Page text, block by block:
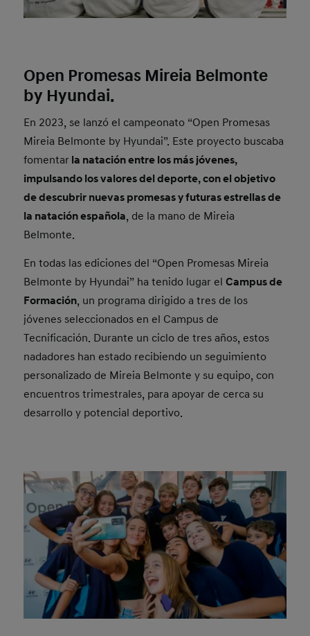
Open Promesas Mireia Belmonte
by Hyundai.
En 2023, se lanzó el campeonato “Open Promesas
Mireia Belmonte by Hyundai”. Este proyecto buscaba
fomentar la natación entre los más jóvenes,
impulsando los valores del deporte, con el objetivo
de descubrir nuevas promesas y futuras estrellas de
la natación española, de la mano de Mireia
Belmonte.
En todas las ediciones del “Open Promesas Mireia
Belmonte by Hyundai” ha tenido lugar elCampus de
Formación, un programa dirigido a tres de los
jóvenes seleccionados en el Campus de
Tecnificación. Durante un ciclo de tres años, estos
nadadores han estado recibiendo un seguimiento
personalizado de Mireia Belmonte y su equipo, con
encuentros trimestrales, para apoyar de cerca su
desarrollo y potencial deportivo.